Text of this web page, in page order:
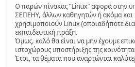
Ο παρών πίνακας "Linux" αφορά στην
ΣΕΠΕΗΥ, άλλων καθηγητών ή ακόμα
χρησιμοποιούν Linux (οποιαδήποτε
εκπαιδευτική πράξη.
Όμως, καλό θα είναι να μην έχουμε
ιστοχώρους υποστήριξης της
Έτσι, τα θέματα που αναρτώνται